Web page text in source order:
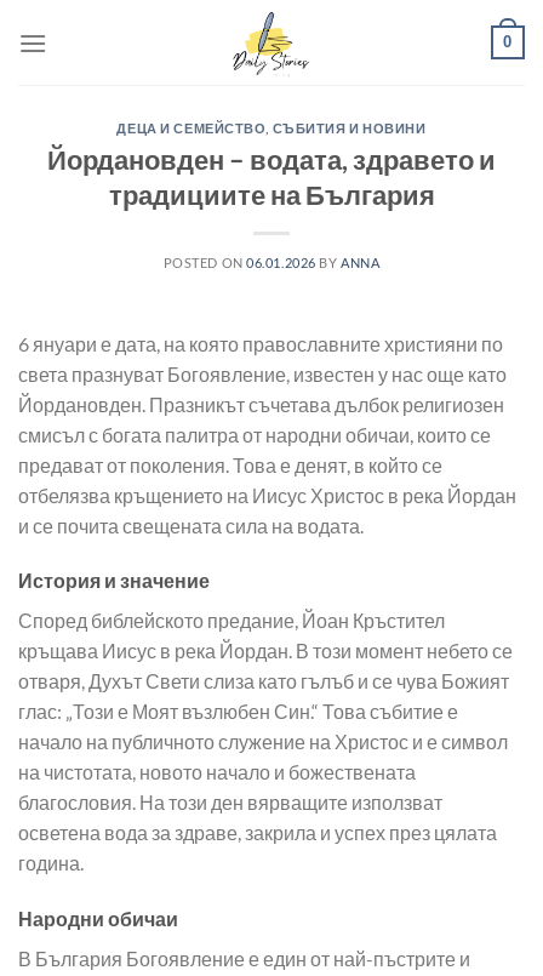
0
ДЕЦА И СЕМЕЙСТВО СЪБИТИЯ И НОВИНИ
Йордановден – водата, здравето и
традициите на България
POSTED ON06.01.2026 BY ANNA
6 януари е дата, на която православните християни по
света празнуват Богоявление, известен у нас още като
Йордановден. Празникът съчетава дълбок религиозен
смисъл с богата палитра от народни обичаи, които се
предават от поколения. Това е денят, в който се
отбелязва кръщението на Иисус Христос в река Йордан
и се почита свещената сила на водата.
История и значение
Според библейското предание, Йоан Кръстител
кръщава Иисус в река Йордан. В този момент небето се
отваря, Духът Свети слиза като гълъб и се чува Божият
глас: „Този е Моят възлюбен Син.“ Това събитие е
начало на публичното служение на Христос и е символ
на чистотата, новото начало и божествената
благословия. На този ден вярващите използват
осветена вода за здраве, закрила и успех през цялата
година.
Народни обичаи
В България Богоявление е един от най-пъстрите и